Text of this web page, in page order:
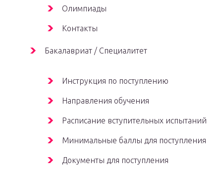
Олимпиады
Контакты
Бакалавриат / Специалитет
Инструкция по поступлению
Направления обучения
Расписание вступительных испытаний
Минимальные баллы для поступления
Документы для поступления